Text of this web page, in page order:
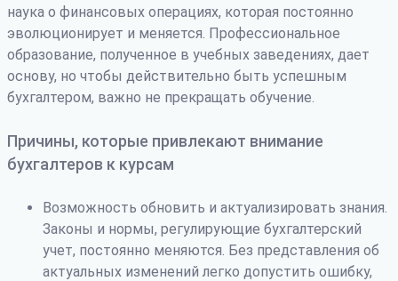
наука о финансовых операциях, которая постоянно
эволюционирует и меняется. Профессиональное
образование, полученное в учебных заведениях, дает
основу, но чтобы действительно быть успешным
бухгалтером, важно не прекращать обучение.
Причины, которые привлекают внимание
бухгалтеров к курсам
Возможность обновить и актуализировать знания.
Законы и нормы, регулирующие бухгалтерский
учет, постоянно меняются. Без представления об
актуальных изменений легко допустить ошибку,